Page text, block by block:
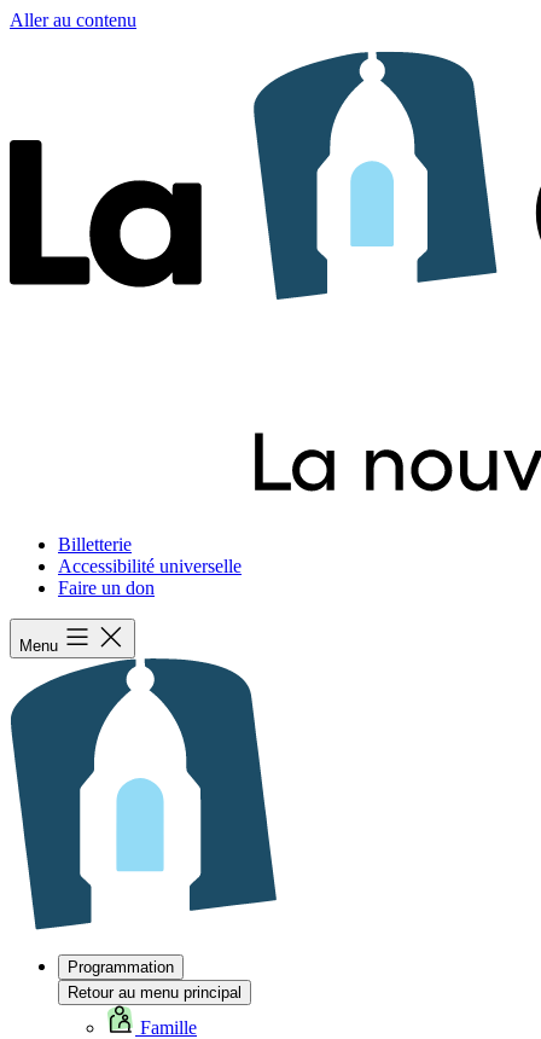
Aller au contenu
Billetterie
Accessibilité universelle
Faire un don
Menu
Programmation
Retour au menu principal
Famille